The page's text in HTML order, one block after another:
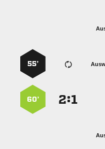
55’
:
60’